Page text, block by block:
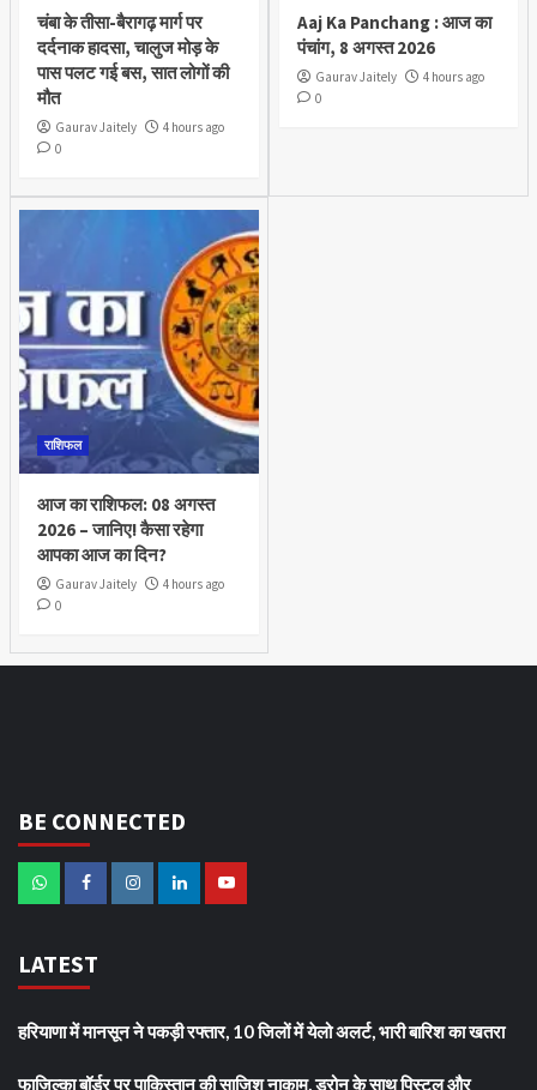
चंबा के तीसा-बैरागढ़ मार्ग पर
दर्दनाक हादसा, चालुज मोड़ के
पास पलट गई बस, सात लोगों की
मौत
Gaurav Jaitely
4 hours ago
0
Aaj Ka Panchang : आज का
पंचांग, 8 अगस्त 2026
Gaurav Jaitely
4 hours ago
0
राशिफल
आज का राशिफल: 08 अगस्त
2026 – जानिए! कैसा रहेगा
आपका आज का दिन?
Gaurav Jaitely
4 hours ago
0
BE CONNECTED
LATEST
हरियाणा में मानसून ने पकड़ी रफ्तार, 10 जिलों में येलो अलर्ट, भारी बारिश का खतरा
फाजिल्का बॉर्डर पर पाकिस्तान की साजिश नाकाम, ड्रोन के साथ पिस्टल और